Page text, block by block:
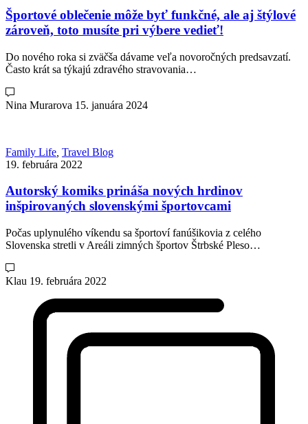
Športové oblečenie môže byť funkčné, ale aj štýlové
zároveň, toto musíte pri výbere vedieť!
Do nového roka si zväčša dávame veľa novoročných predsavzatí.
Často krát sa týkajú zdravého stravovania…
Nina Murarova 15. januára 2024
Family Life Travel Blog
19. februára 2022
Autorský komiks prináša nových hrdinov
inšpirovaných slovenskými športovcami
Počas uplynulého víkendu sa športoví fanúšikovia z celého
Slovenska stretli v Areáli zimných športov Štrbské Pleso…
Klau 19. februára 2022